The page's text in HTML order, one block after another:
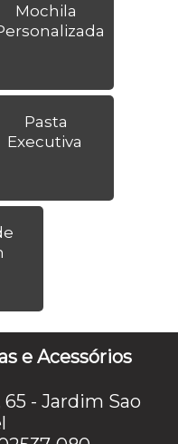
Mochila
Pasta
Executiva
e Acessórios
- Jardim Sao